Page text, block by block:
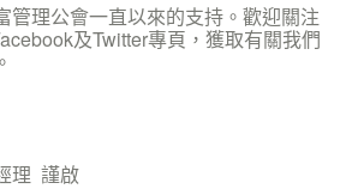
管理公會一直以來的支持。歡迎關注
及Twitter專頁，獲取有關我們
理 謹啟